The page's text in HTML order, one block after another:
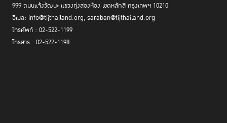
999 ถนนแจ้งวัฒนะ แขวงทุ่งสองห้อง เขตหลักสี่ กรุงเทพฯ 10210
อีเมล: info@tijthailand.org, saraban@tijthailand.org
โทรศัพท์ : 02-522-1199
โทรสาร : 02-522-1198